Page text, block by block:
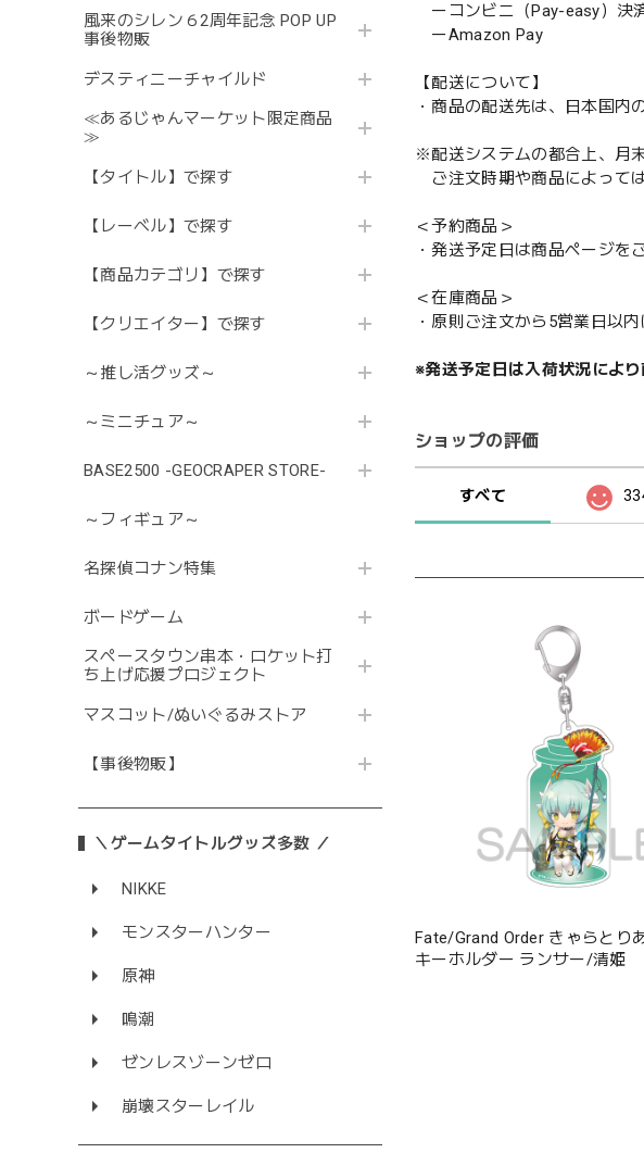
風来のシレン６2周年記念 POP UP
事後物販
デスティニーチャイルド
≪あるじゃんマーケット限定商品
≫
【タイトル】で探す
【レーベル】で探す
【商品カテゴリ】で探す
【クリエイター】で探す
～推し活グッズ～
～ミニチュア～
BASE2500 -GEOCRAPER STORE-
～フィギュア～
名探偵コナン特集
ボードゲーム
スペースタウン串本・ロケット打
ち上げ応援プロジェクト
マスコット/ぬいぐるみストア
【事後物販】
＼ゲームタイトルグッズ多数 ／
NIKKE
モンスターハンター
原神
鳴潮
ゼンレスゾーンゼロ
崩壊スターレイル
ーコンビニ（Pay-easy）決
ーAmazon Pay
【配送について】
・商品の配送先は、日本国内
※配送システムの都合上、月
ご注文時期や商品によって
＜予約商品＞
・発送予定日は商品ページを
＜在庫商品＞
・原則ご注文から5営業日以内
※発送予定日は入荷状況によ
ショップの評価
すべて
Fate/Grand Order きゃらとり
キーホルダー ランサー/清姫